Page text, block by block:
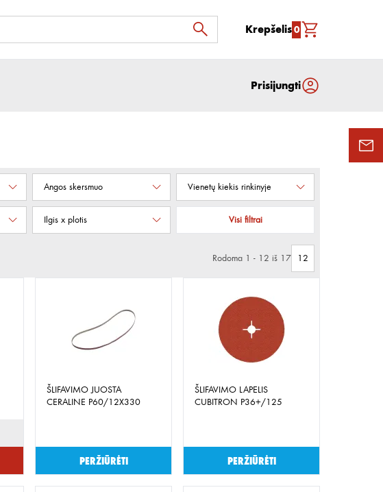
Krepšelis0
Prisijungti
Angos skersmuo Vienetų kiekis rinkinyje
Ilgis x plotis Visi filtrai
Rodoma 1 - 12 iš 17
ŠLIFAVIMO JUOSTA
CERALINE P60/12X330
Peržiūrėti
ŠLIFAVIMO LAPELIS
CUBITRON P36+/125
Peržiūrėti